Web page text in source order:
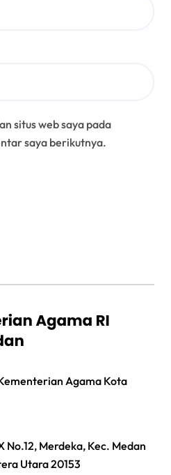
situs web saya pada
saya berikutnya.
Agama Kota
No.12, Merdeka, Kec. Medan
Utara 20153